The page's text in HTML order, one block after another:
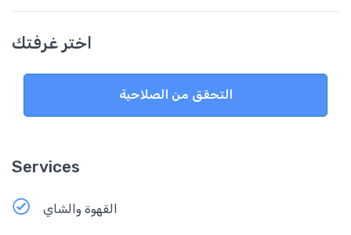
اختر غرفتك
التحقق من الصلاحية
Services
القهوة والشاي